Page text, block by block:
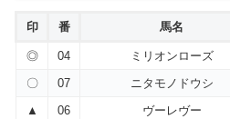
印 番 馬名
◎ 04 ミリオンローズ
〇
07 ニタモノドウシ
▲
06 ヴーレヴー